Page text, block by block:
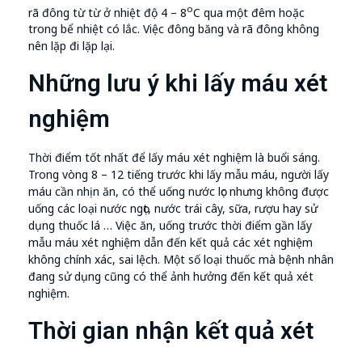
rã đông từ từ ở nhiệt độ 4 – 8oC qua một đêm hoặc
trong bể nhiệt có lắc. Việc đông băng và rã đông không
nên lặp đi lặp lại.
Những lưu ý khi lấy máu xét
nghiệm
Thời điểm tốt nhất để lấy máu xét nghiệm là buổi sáng.
Trong vòng 8 – 12 tiếng trước khi lấy mẫu máu, người lấy
máu cần nhịn ăn, có thể uống nước lọc nhưng không được
uống các loại nước ngọt, nước trái cây, sữa, rượu hay sử
dụng thuốc lá … Việc ăn, uống trước thời điểm gần lấy
mẫu máu xét nghiệm dẫn đến kết quả các xét nghiệm
không chính xác, sai lệch. Một số loại thuốc mà bệnh nhân
đang sử dụng cũng có thể ảnh hưởng đến kết quả xét
nghiệm.
Thời gian nhận kết quả xét